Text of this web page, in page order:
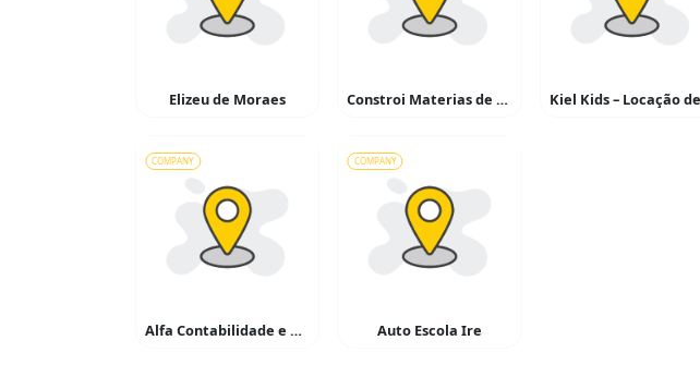
Elizeu de Moraes Constroi Materias de Construção
COMPANY
Alfa Contabilidade e Advocacia
COMPANY
Auto Escola Ire